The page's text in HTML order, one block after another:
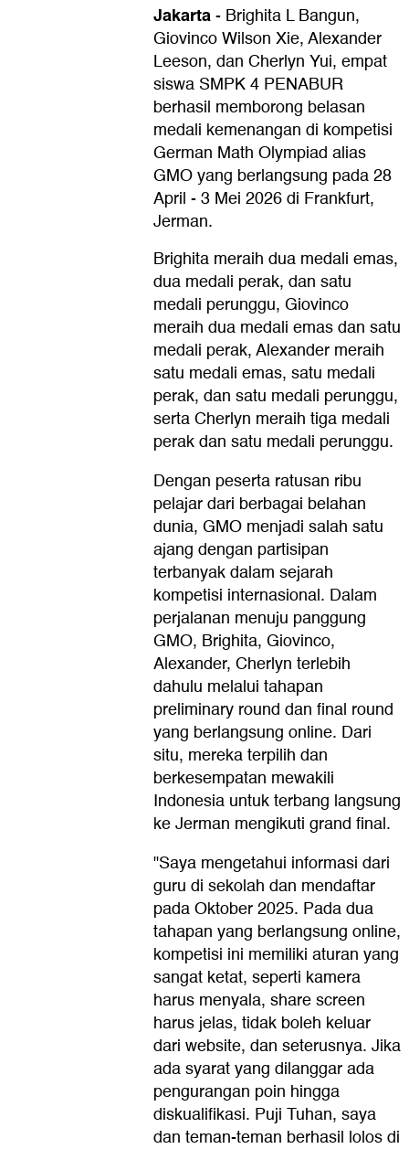
Jakarta- Brighita L Bangun,
Giovinco Wilson Xie, Alexander
Leeson, dan Cherlyn Yui, empat
siswa SMPK 4 PENABUR
berhasil memborong belasan
medali kemenangan di kompetisi
German Math Olympiad alias
GMO yang berlangsung pada 28
April - 3 Mei 2026 di Frankfurt,
Jerman.
Brighita meraih dua medali emas,
dua medali perak, dan satu
medali perunggu, Giovinco
meraih dua medali emas dan satu
medali perak, Alexander meraih
satu medali emas, satu medali
perak, dan satu medali perunggu,
serta Cherlyn meraih tiga medali
perak dan satu medali perunggu.
Dengan peserta ratusan ribu
pelajar dari berbagai belahan
dunia, GMO menjadi salah satu
ajang dengan partisipan
terbanyak dalam sejarah
kompetisi internasional. Dalam
perjalanan menuju panggung
GMO, Brighita, Giovinco,
Alexander, Cherlyn terlebih
dahulu melalui tahapan
preliminary round dan final round
yang berlangsung online. Dari
situ, mereka terpilih dan
berkesempatan mewakili
Indonesia untuk terbang langsung
ke Jerman mengikuti grand final.
"Saya mengetahui informasi dari
guru di sekolah dan mendaftar
pada Oktober 2025. Pada dua
tahapan yang berlangsung online,
kompetisi ini memiliki aturan yang
sangat ketat, seperti kamera
harus menyala, share screen
harus jelas, tidak boleh keluar
dari website, dan seterusnya. Jika
ada syarat yang dilanggar ada
pengurangan poin hingga
diskualifikasi. Puji Tuhan, saya
dan teman-teman berhasil lolos di